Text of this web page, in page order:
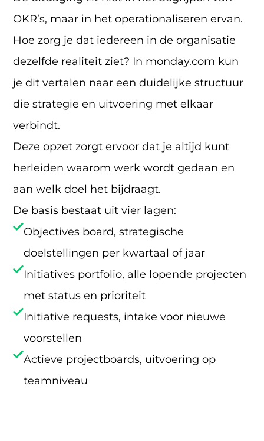
OKR’s, maar in het operationaliseren ervan.
Hoe zorg je dat iedereen in de organisatie
dezelfde realiteit ziet? In monday.com kun
je dit vertalen naar een duidelijke structuur
die strategie en uitvoering met elkaar
verbindt.
Deze opzet zorgt ervoor dat je altijd kunt
herleiden waarom werk wordt gedaan en
aan welk doel het bijdraagt.
De basis bestaat uit vier lagen:
Objectives board, strategische
doelstellingen per kwartaal of jaar
Initiatives portfolio, alle lopende projecten
met status en prioriteit
Initiative requests, intake voor nieuwe
voorstellen
Actieve projectboards, uitvoering op
teamniveau